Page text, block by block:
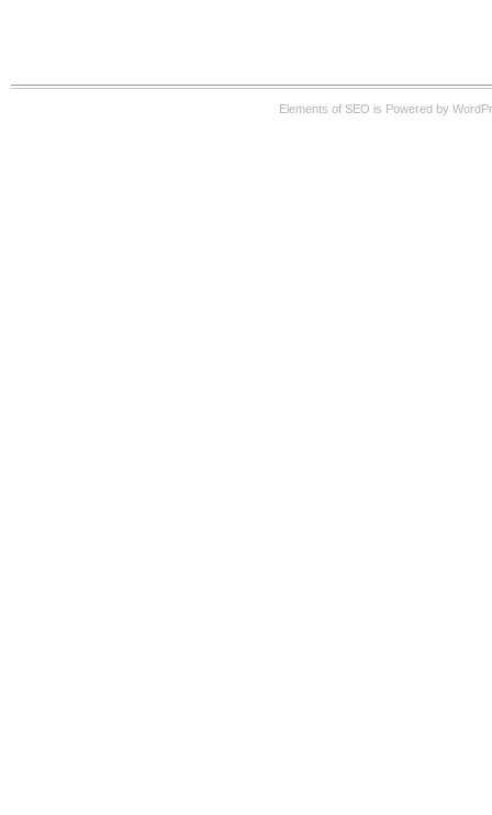
Elements of SEO is Powered by